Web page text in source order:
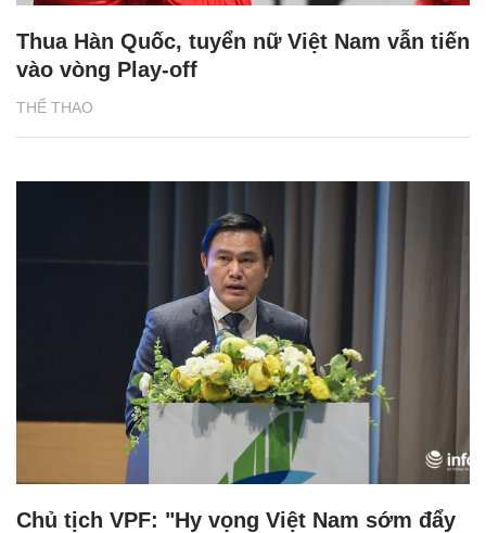
THỂ THAO
Thua Hàn Quốc, tuyển nữ Việt Nam vẫn tiến
vào vòng Play-off
Chủ tịch VPF: "Hy vọng Việt Nam sớm đẩy